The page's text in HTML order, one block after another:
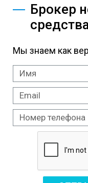
Брокер
Мы знаем как